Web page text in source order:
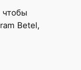
чтобы
Betel,